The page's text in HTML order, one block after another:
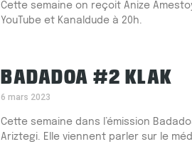
Cette semaine on reçoit Anize
YouTube et Kanaldude à 20h.
BADADOA #2 KLAK
6 mars 2023
Cette semaine dans l’émission
Ariztegi. Elle viennent parler sur le